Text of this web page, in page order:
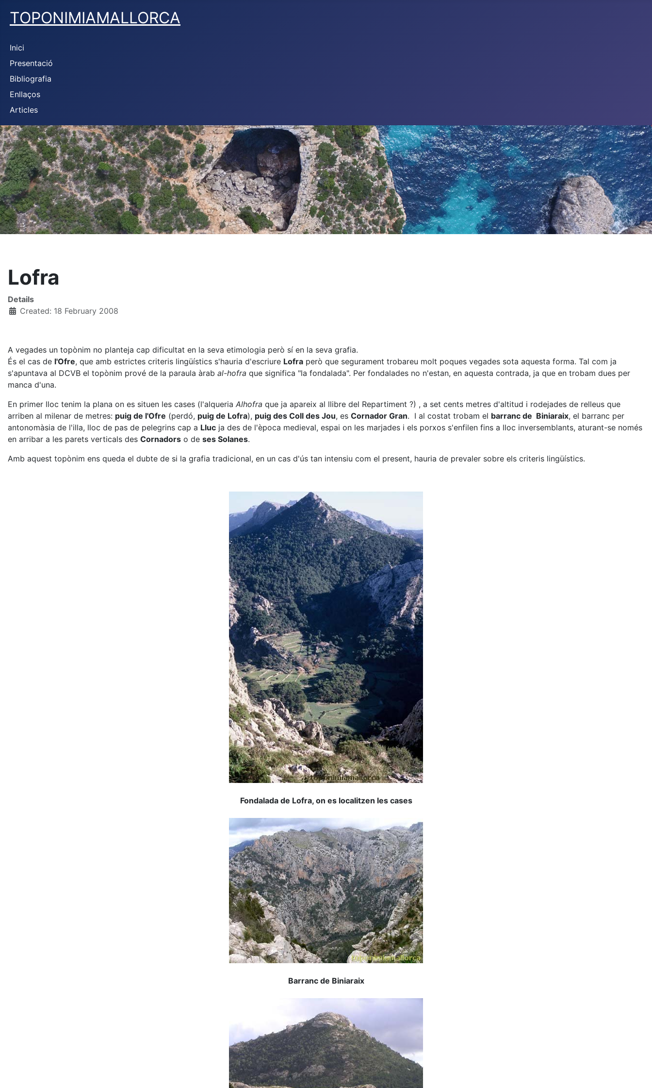
TOPONIMIAMALLORCA
Inici
Presentació
Bibliografia
Enllaços
Articles
Lofra
Details
Created: 18 February 2008
A vegades un topònim no planteja cap dificultat en la seva etimologia però sí en la seva grafia.
És el cas de l'Ofre, que amb estrictes criteris lingüístics s'hauria d'escriure Lofra però que segurament trobareu molt poques vegades sota aquesta forma. Tal com ja
s'apuntava al DCVB el topònim prové de la paraula àrab al-hofra que significa "la fondalada". Per fondalades no n'estan, en aquesta contrada, ja que en trobam dues per
manca d'una.
En primer lloc tenim la plana on es situen les cases (l'alqueria Alhofra que ja apareix al llibre del Repartiment ?) , a set cents metres d'altitud i rodejades de relleus que
arriben al milenar de metres: puig de l'Ofre (perdó, puig de Lofra), puig des Coll des Jou, es Cornador Gran. I al costat trobam el barranc de Biniaraix, el barranc per
antonomàsia de l'illa, lloc de pas de pelegrins cap a Lluc ja des de l'època medieval, espai on les marjades i els porxos s'enfilen fins a lloc inversemblants, aturant-se només
en arribar a les parets verticals des Cornadors o de ses Solanes.
Amb aquest topònim ens queda el dubte de si la grafia tradicional, en un cas d'ús tan intensiu com el present, hauria de prevaler sobre els criteris lingüístics.
Fondalada de Lofra, on es localitzen les cases
Barranc de Biniaraix